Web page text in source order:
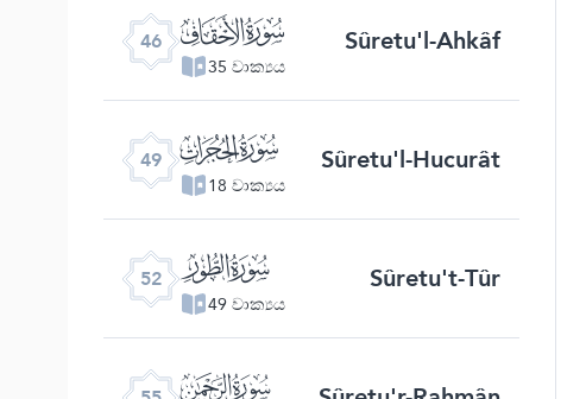
46 ﯛ
35 වාක්‍යය
Sûretu'l-Ahkâf
49 ﯞ
18 වාක්‍යය
Sûretu'l-Hucurât
52 ﯡ
49 වාක්‍යය
Sûretu't-Tûr
ﯤ